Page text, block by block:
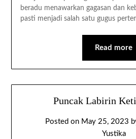
beradu menawarkan gagasan dan
pasti menjadi salah satu gugus
Read more
Puncak Labirin
Posted on May 25, 2023
Yustika